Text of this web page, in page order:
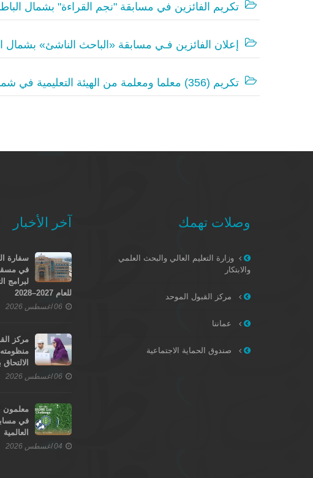
تكريم الفائزين في مسابقة "نجم القراءة" بشمال
إعلان الفائزين فـي مسابقة «الباحث الناشئ» بشمال
تكريم (356) معلما ومعلمة من الهيئة التعليمية في شمال الباطنة
وصلات تهمك
وزارة التعليم العالي والبحث العلمي
والابتكار
مركز القبول الموحد
عماننا
صندوق الحماية الاجتماعية
آخر الأخبار
سفارة
في
لبرامج
للعام 2027–2028
06 اغسطس 2026
مركز
06 اغسطس 2026
معلمون
العالمية
04 اغسطس 2026